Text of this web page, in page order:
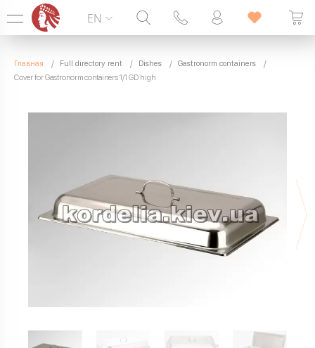
099 338 00 22
SEVEN DAYS A WEEK
EN
Главная Full directory rent Dishes
Gastronorm containers
Cover for Gastronorm containers 1/1 GD high